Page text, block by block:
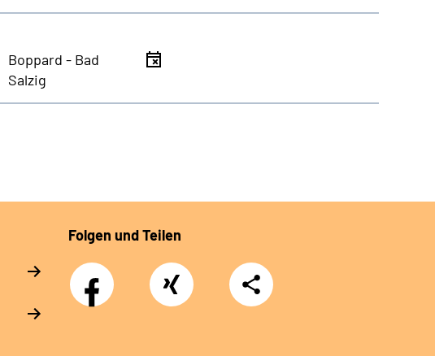
Boppard - Bad
Salzig
Folgen und Teilen
Facebook Xing
Teilen